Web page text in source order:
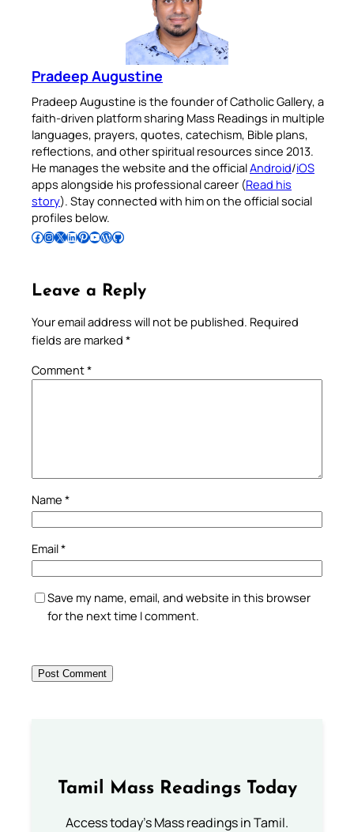
Pradeep Augustine
Pradeep Augustine is the founder of Catholic Gallery, a
faith-driven platform sharing Mass Readings in multiple
languages, prayers, quotes, catechism, Bible plans,
reflections, and other spiritual resources since 2013.
He manages the website and the officialAndroid/iOS
apps alongside his professional career (Read his
story). Stay connected with him on the official social
profiles below.
Follow Pradeep on Facebook Follow Pradeep on InstagramFollow Pradeep on X Follow Pradeep on LinkedIn Follow Pradeep on Pinterest Subscribe to Pradeep’s Youtube Channel Follow Pradeep on WordPress Follow Pradeep on GitHub
Leave a Reply
Your email address will not be published. Required
fields are marked *
Comment*
Name *
Email*
Save my name, email, and website in this browser
for the next time I comment.
Tamil Mass Readings Today
Access today's Mass readings in Tamil.